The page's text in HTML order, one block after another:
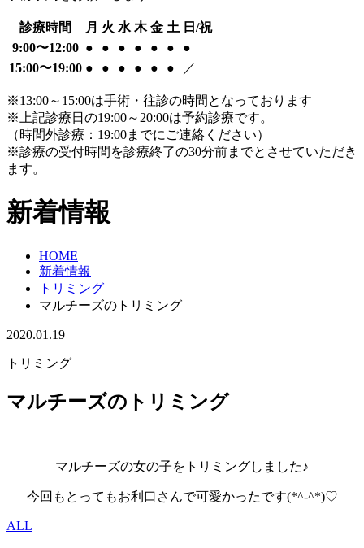
診療時間 月 火 水 木 金 土 日/祝
9:00〜12:00 ● ● ● ● ● ●
●
15:00〜19:00 ● ● ● ● ● ● ／
※13:00～15:00は手術・往診の時間となっております
※上記診療日の19:00～20:00は予約診療です。
（時間外診療：19:00までにご連絡ください）
※診療の受付時間を診療終了の30分前までとさせていただき
ます。
新着情報
HOME
新着情報
トリミング
マルチーズのトリミング
2020.01.19
トリミング
マルチーズのトリミング
マルチーズの女の子をトリミングしました♪
今回もとってもお利口さんで可愛かったです(*^-^*)♡
ALL